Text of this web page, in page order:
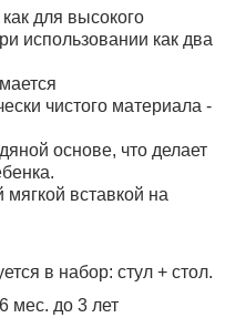
для высокого
использовании как два
чистого материала -
основе, что делает
мягкой вставкой на
в набор: стул + стол.
мес. до 3 лет